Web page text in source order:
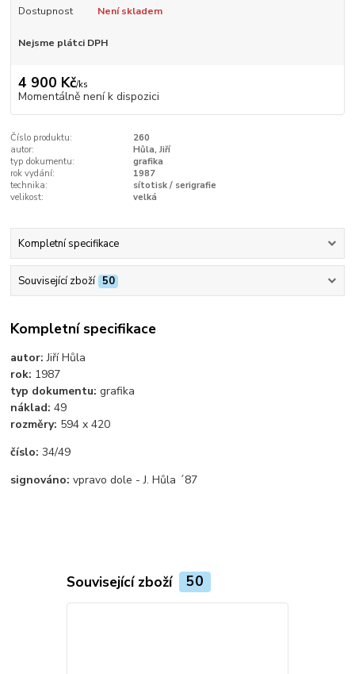
Dostupnost Není skladem
Nejsme plátci DPH
4 900 Kč/ks
Momentálně není k dispozici
Číslo produktu:
260
autor:
Hůla, Jiří
typ dokumentu:
grafika
rok vydání:
1987
technika:
sítotisk / serigrafie
velikost:
velká
Kompletní specifikace
Související zboží 50
Kompletní specifikace
autor:Jiří Hůla
rok: 1987
typ dokumentu:grafika
náklad:49
rozměry: 594 x 420
číslo: 34/49
signováno: vpravo dole - J. Hůla ´87
Související zboží 50